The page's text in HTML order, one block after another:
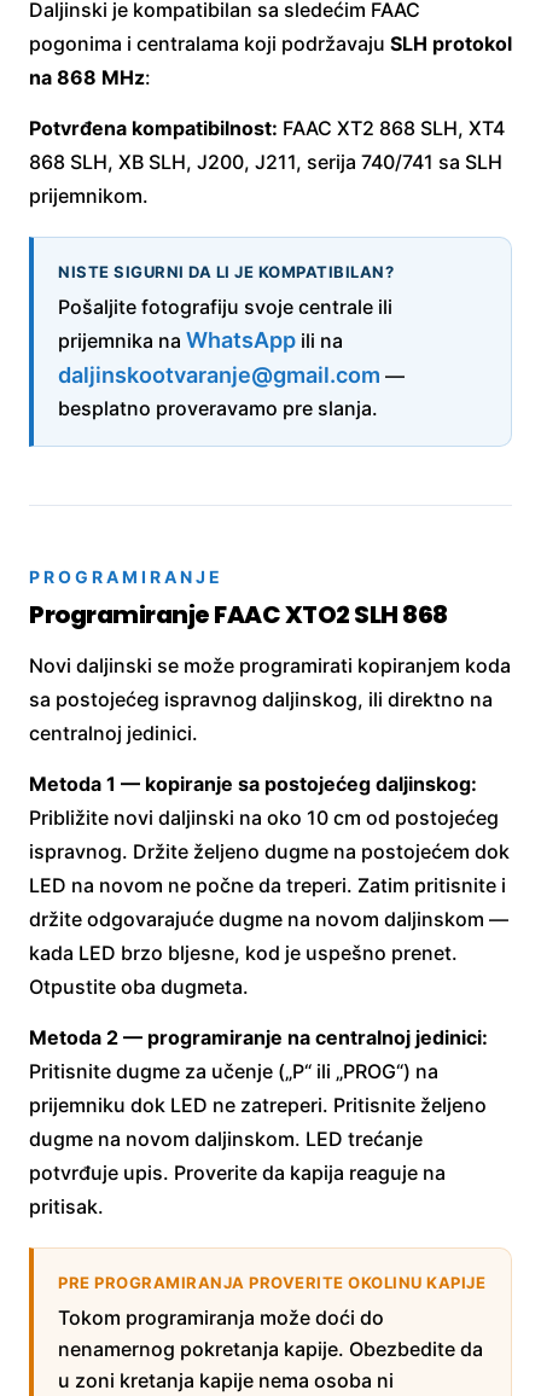
Daljinski je kompatibilan sa sledećim FAAC
pogonima i centralama koji podržavaju SLH protokol
na 868 MHz:
Potvrđena kompatibilnost: FAAC XT2 868 SLH, XT4
868 SLH, XB SLH, J200, J211, serija 740/741 sa SLH
prijemnikom.
NISTE SIGURNI DA LI JE KOMPATIBILAN?
Pošaljite fotografiju svoje centrale ili
prijemnika na WhatsApp ili na
daljinskootvaranje@gmail.com —
besplatno proveravamo pre slanja.
PROGRAMIRANJE
Programiranje FAAC XTO2 SLH 868
Novi daljinski se može programirati kopiranjem koda
sa postojećeg ispravnog daljinskog, ili direktno na
centralnoj jedinici.
Metoda 1 — kopiranje sa postojećeg daljinskog:
Približite novi daljinski na oko 10 cm od postojećeg
ispravnog. Držite željeno dugme na postojećem dok
LED na novom ne počne da treperi. Zatim pritisnite i
držite odgovarajuće dugme na novom daljinskom —
kada LED brzo bljesne, kod je uspešno prenet.
Otpustite oba dugmeta.
Metoda 2 — programiranje na centralnoj jedinici:
Pritisnite dugme za učenje („P“ ili „PROG“) na
prijemniku dok LED ne zatreperi. Pritisnite željeno
dugme na novom daljinskom. LED trećanje
potvrđuje upis. Proverite da kapija reaguje na
pritisak.
PRE PROGRAMIRANJA PROVERITE OKOLINU KAPIJE
Tokom programiranja može doći do
nenamernog pokretanja kapije. Obezbedite da
u zoni kretanja kapije nema osoba ni